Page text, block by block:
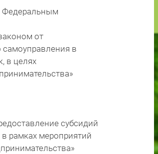
Федеральным
от
в
в целях
субсидий
рамках мероприятий